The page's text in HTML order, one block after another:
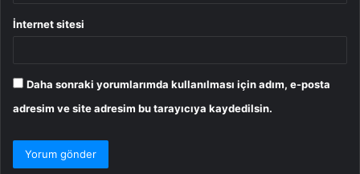
İnternet sitesi
Daha sonraki yorumlarımda kullanılması için adım, e-posta
adresim ve site adresim bu tarayıcıya kaydedilsin.